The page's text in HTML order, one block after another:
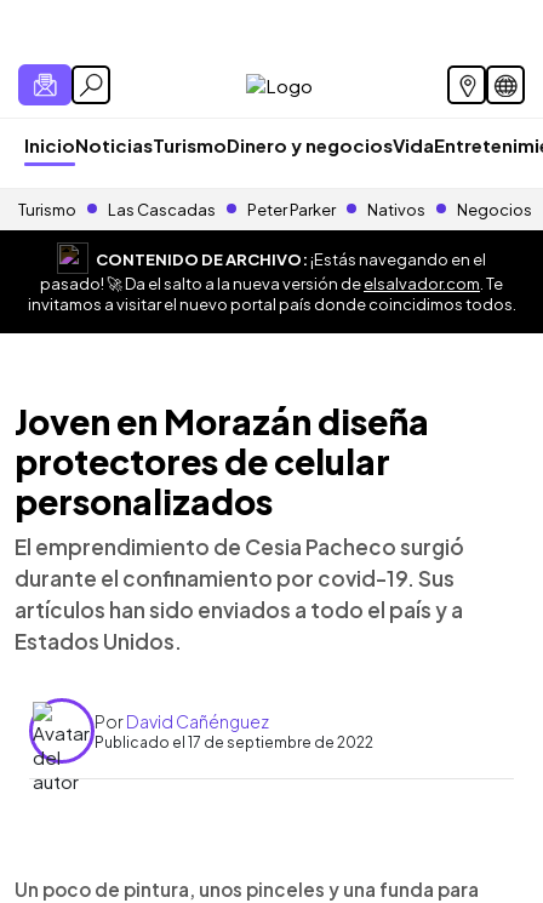
InicioNoticiasTurismoDinero y negociosVida
Turismo Las Cascadas Peter Parker Nativos Negocios
CONTENIDO DE ARCHIVO:¡Estás navegando en el
pasado! 🚀 Da el salto a la nueva versión deelsalvador.com . Te
invitamos a visitar el nuevo portal país donde coincidimos todos.
Joven en Morazán diseña
protectores de celular
personalizados
El emprendimiento de Cesia Pacheco surgió
durante el confinamiento por covid-19. Sus
artículos han sido enviados a todo el país y a
Estados Unidos.
PorDavid Cañénguez
Publicado el 17 de septiembre de 2022
Escuchar artículo
Un poco de pintura, unos pinceles y una funda para